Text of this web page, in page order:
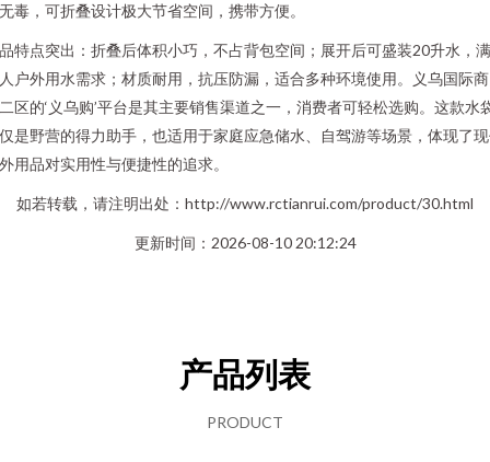
毒，可折叠设计极大节省空间，携带方便。
特点突出：折叠后体积小巧，不占背包空间；展开后可盛装20升水，
户外用水需求；材质耐用，抗压防漏，适合多种环境使用。义乌国际
区的‘义乌购’平台是其主要销售渠道之一，消费者可轻松选购。这款水
是野营的得力助手，也适用于家庭应急储水、自驾游等场景，体现了
用品对实用性与便捷性的追求。
如若转载，请注明出处：http://www.rctianrui.com/product/30.html
更新时间：2026-08-10 20:12:24
产品列表
PRODUCT